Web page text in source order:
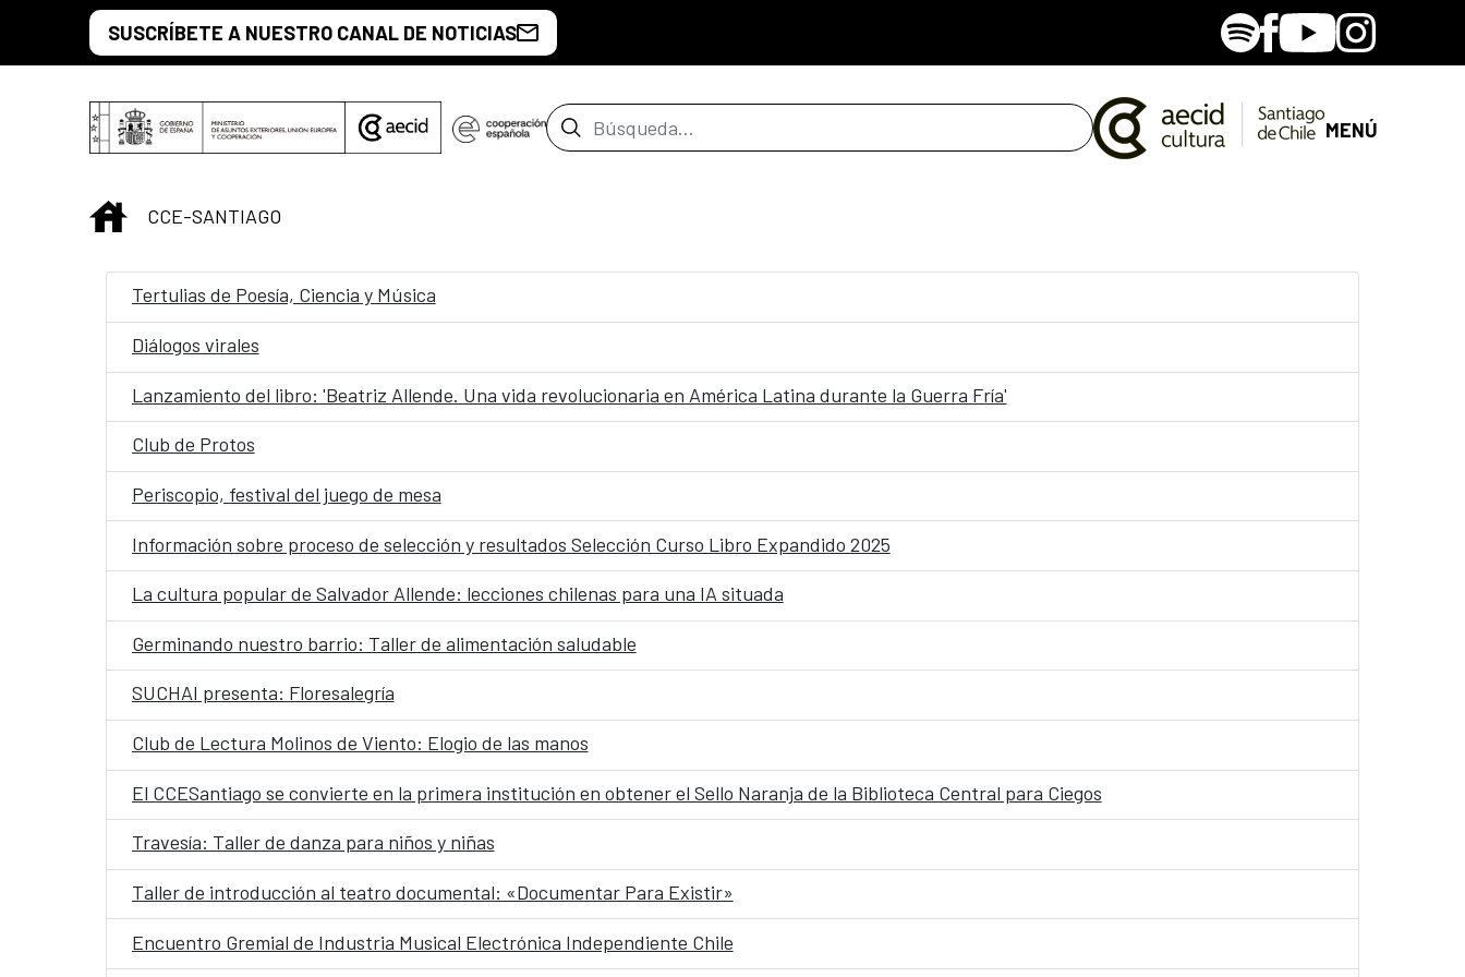
Saltar al contenido principal
SUSCRÍBETE A NUESTRO CANAL DE NOTICIAS SpotifyFacebook
YoutubeInstagram
Barra de búsqueda MENÚ
INICIO
CCE-SANTIAGO
Tertulias de Poesía, Ciencia y Música
Diálogos virales
Lanzamiento del libro: 'Beatriz Allende. Una vida revolucionaria en América Latina durante la Guerra Fría'
Club de Protos
Periscopio, festival del juego de mesa
Información sobre proceso de selección y resultados Selección Curso Libro Expandido 2025
La cultura popular de Salvador Allende: lecciones chilenas para una IA situada
Germinando nuestro barrio: Taller de alimentación saludable
SUCHAI presenta: Floresalegría
Club de Lectura Molinos de Viento: Elogio de las manos
El CCESantiago se convierte en la primera institución en obtener el Sello Naranja de la Biblioteca Central para Ciegos
Travesía: Taller de danza para niños y niñas
Taller de introducción al teatro documental: «Documentar Para Existir»
Encuentro Gremial de Industria Musical Electrónica Independiente Chile